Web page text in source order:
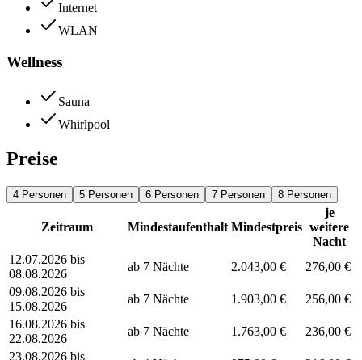
Internet
WLAN
Wellness
Sauna
Whirlpool
Preise
4 Personen 5 Personen 6 Personen 7 Personen 8 Personen
Zeitraum Mindestaufenthalt Mindestpreis
je
weitere
Nacht
12.07.2026 bis
08.08.2026
ab 7 Nächte 2.043,00 €
276,00 €
09.08.2026 bis
15.08.2026
ab 7 Nächte 1.903,00 €
256,00 €
16.08.2026 bis
22.08.2026
ab 7 Nächte 1.763,00 €
236,00 €
23.08.2026 bis